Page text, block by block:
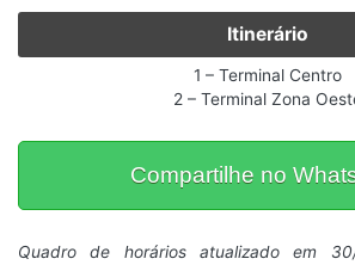
Itinerário
1 – Terminal Centro
2 – Terminal Zona
Compartilhe no
Quadro de horários atualizado em